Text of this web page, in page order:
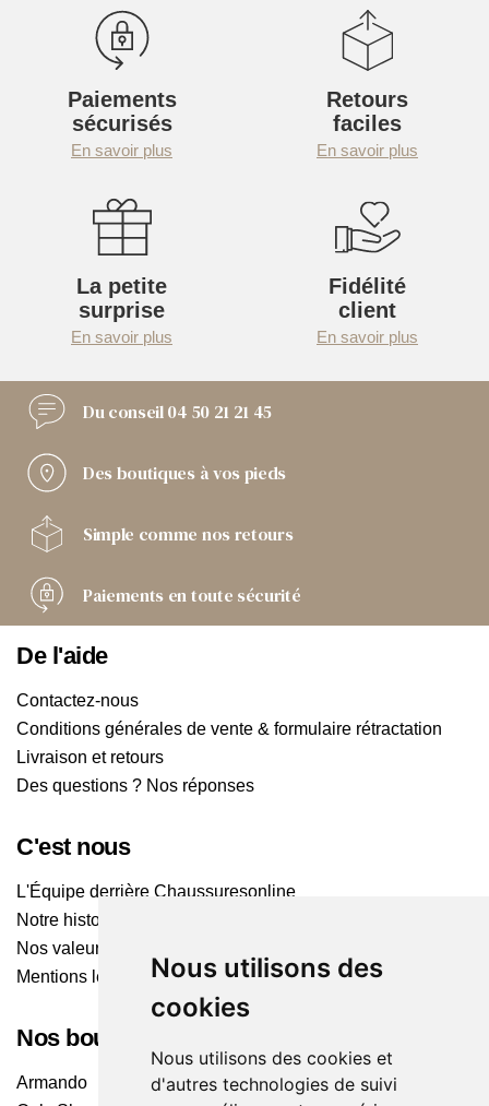
Nous utilisons des
cookies
Nous utilisons des cookies et
d'autres technologies de suivi
Paiements
sécurisés
En savoir plus
Retours
faciles
En savoir plus
La petite
surprise
En savoir plus
Fidélité
client
En savoir plus
Du conseil04 50 21 21 45
Des boutiques à vos pieds
Simple comme nos retours
Paiements en toute sécurité
De l'aide
Contactez-nous
Conditions générales de vente & formulaire rétractation
Livraison et retours
Des questions ? Nos réponses
C'est nous
L'Équipe derrière Chaussuresonline
Notre histoire
Nos valeurs
Mentions légales
Nos boutiques
Armando